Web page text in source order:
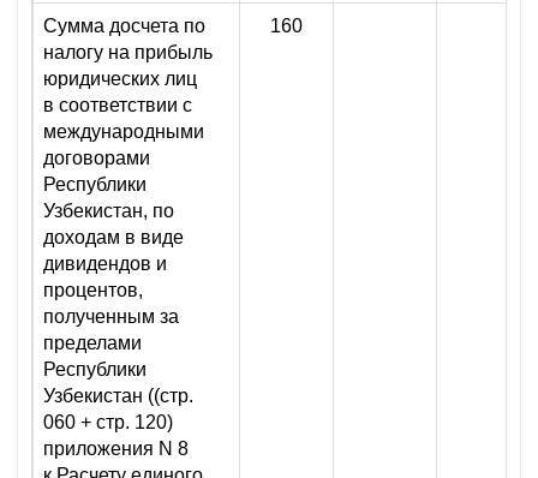
Сумма досчета по
налогу на прибыль
юридических лиц
в соответствии с
международными
договорами
Республики
Узбекистан, по
доходам в виде
дивидендов и
процентов,
полученным за
пределами
Республики
Узбекистан ((стр.
060 + стр. 120)
приложения N 8
160